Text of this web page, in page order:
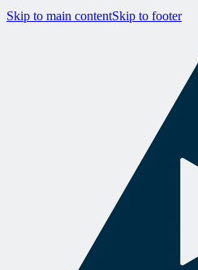
Skip to main contentSkip to footer